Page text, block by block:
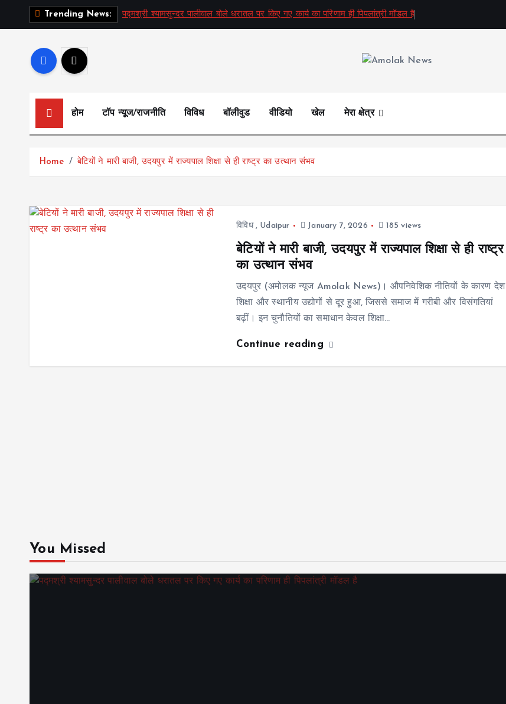
Trending News: पद्मश्री श्यामसुन्दर पालीवाल बोले धरातल पर किए गए कार्य का परिणाम ही पिपलांत्री मॉडल है
होम टॉप न्यूज/राजनीति विविध बॉलीवुड वीडियो खेल मेरा क्षेत्र
Home बेटियों ने मारी बाजी, उदयपुर में राज्यपाल शिक्षा से ही राष्ट्र का उत्थान संभव
विविध, Udaipur January 7, 2026 185 views
बेटियों ने मारी बाजी, उदयपुर में राज्यपाल शिक्षा से ही राष्ट्र
का उत्थान संभव
उदयपुर (अमोलक न्यूज Amolak News)। औपनिवेशिक नीतियों के कारण देश
शिक्षा और स्थानीय उद्योगों से दूर हुआ, जिससे समाज में गरीबी और विसंगतियां
बढ़ीं। इन चुनौतियों का समाधान केवल शिक्षा…
Continue reading
You Missed